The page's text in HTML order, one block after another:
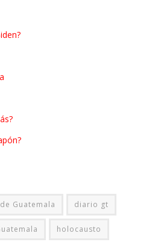
Guatemala diario gt
holocausto